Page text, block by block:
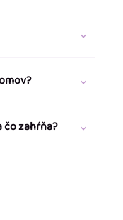
čo zahŕňa?